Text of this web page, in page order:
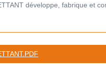
développe, fabrique et